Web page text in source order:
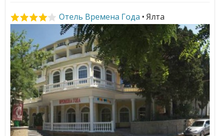
Отель Времена Года • Ялта